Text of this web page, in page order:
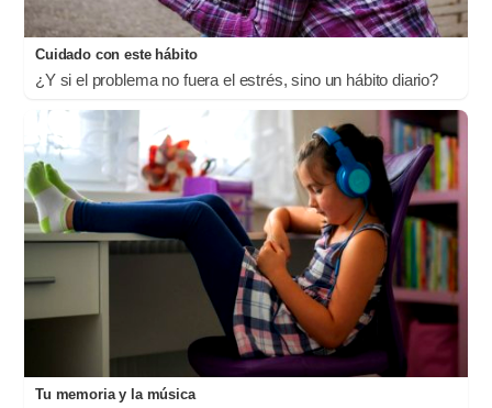
Cuidado con este hábito
¿Y si el problema no fuera el estrés, sino un hábito diario?
Tu memoria y la música